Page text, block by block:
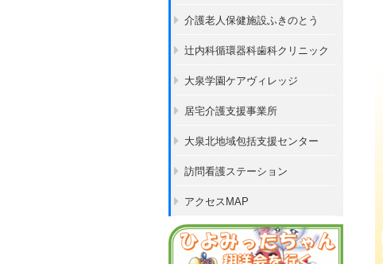
介護老人保健施設ふきのとう
辻内科循環器科歯科クリニック
大泉学園ケアヴィレッジ
居宅介護支援事業所
大泉北地域包括支援センター
訪問看護ステーション
アクセスMAP